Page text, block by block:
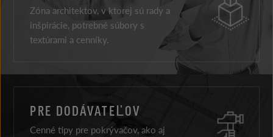
Zóna architektov, v ktorej sú rady a
inšpirácie, potrebné súbory s
textúrami a cenníky.
PRE DODÁVATEĽOV
Cenné tipy pre pokrývačov, ako aj